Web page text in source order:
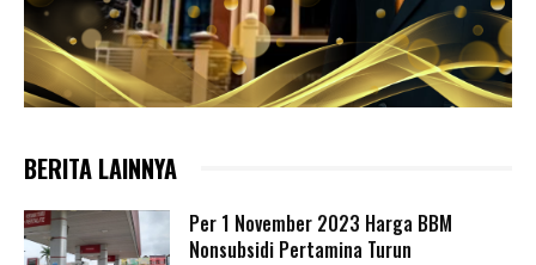
BERITA LAINNYA
Per 1 November 2023 Harga BBM
Nonsubsidi Pertamina Turun